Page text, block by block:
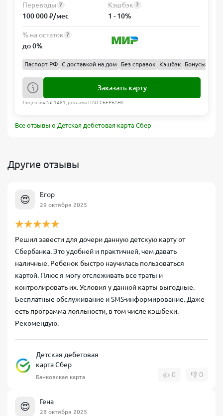
Переводы ?
100 000 ₽/мес
Кэшбэк ?
1 - 10%
% на остаток ?
до 0%
Паспорт РФ С доставкой на дом Без справок Кэшбэк Бонусы
Заказать карту
Лицензия №: 1481, реклама ПАО СБЕРБАНК.
Все отзывы о Детская дебетовая карта Сбер
Другие отзывы
😍 Егор
29 октября 2025
Решил завести для дочери данную детскую карту от
Сбербанка. Это удобней и практичней, чем давать
наличные. Ребенок быстро научилась пользоваться
картой. Плюс я могу отслеживать все траты и
контролировать их. Условия у данной карты выгодные.
Бесплатные обслуживание и SMS-информирование. Даже
есть программа лояльности, в том числе кэшбеки.
Рекомендую.
Детская дебетовая
карта Сбер
Банковская карта 👍 0 👎 0
😍 Гена
28 октября 2025